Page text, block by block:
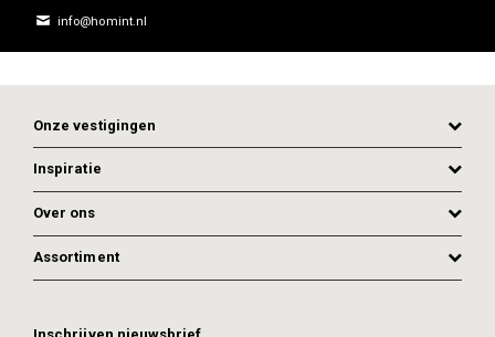
info@homint.nl
Onze vestigingen
Inspiratie
Over ons
Assortiment